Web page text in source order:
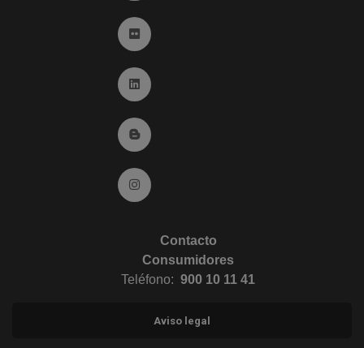
Ir a Flickr (abre en ventana nueva)
Ir a Linkedin (abre en ventana nueva)
Ir al Blog (abre en ventana nueva)
Ir a Instagram (abre en ventana nueva)
Contacto
Consumidores
Teléfono: 900 10 11 41
Aviso legal